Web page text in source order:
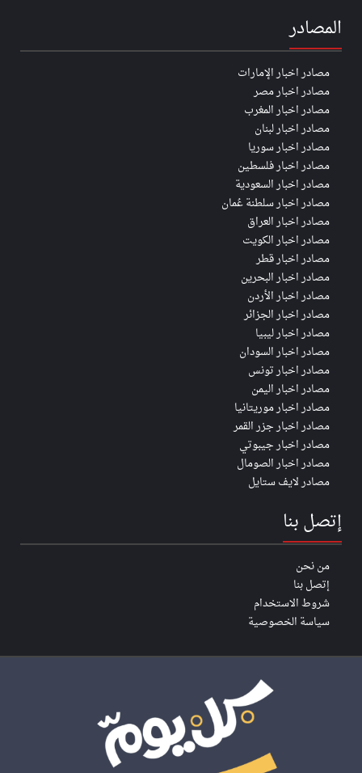
المصادر
مصادر اخبار الإمارات
مصادر اخبار مصر
مصادر اخبار المغرب
مصادر اخبار لبنان
مصادر اخبار سوريا
مصادر اخبار فلسطين
مصادر اخبار السعودية
مصادر اخبار سلطنة عُمان
مصادر اخبار العراق
مصادر اخبار الكويت
مصادر اخبار قطر
مصادر اخبار البحرين
مصادر اخبار الأردن
مصادر اخبار الجزائر
مصادر اخبار ليبيا
مصادر اخبار السودان
مصادر اخبار تونس
مصادر اخبار اليمن
مصادر اخبار موريتانيا
مصادر اخبار جزر القمر
مصادر اخبار جيبوتي
مصادر اخبار الصومال
مصادر لايف ستايل
إتصل بنا
من نحن
إتصل بنا
شروط الاستخدام
سياسة الخصوصية